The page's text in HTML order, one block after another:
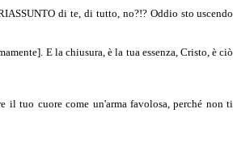
di te, di tutto, no?!? Oddio sto uscendo
E la chiusura, è la tua essenza, Cristo, è ciò
tuo cuore come un'arma favolosa, perché non ti